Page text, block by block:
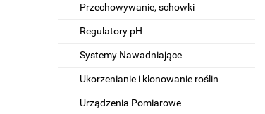
Przechowywanie, schowki
Regulatory pH
Systemy Nawadniające
Ukorzenianie i klonowanie roślin
Urządzenia Pomiarowe